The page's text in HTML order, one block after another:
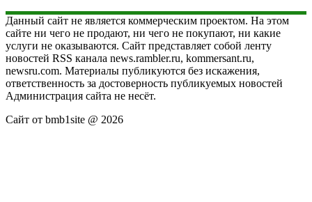
Данный сайт не является коммерческим проектом. На этом
сайте ни чего не продают, ни чего не покупают, ни какие
услуги не оказываются. Сайт представляет собой ленту
новостей RSS канала news.rambler.ru, kommersant.ru,
newsru.com. Материалы публикуются без искажения,
ответственность за достоверность публикуемых новостей
Администрация сайта не несёт.
Сайт от bmb1site @ 2026